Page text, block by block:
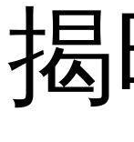
揭